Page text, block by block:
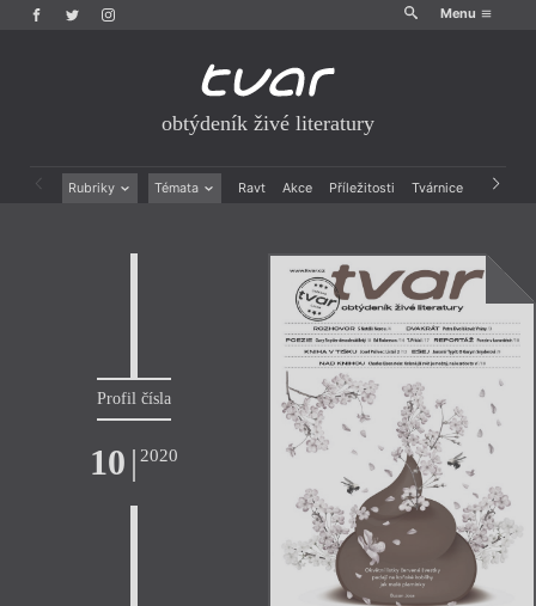
Menu
obtýdeník živé literatury
Rubriky Témata Ravt Akce Příležitosti Tvárnice Archiv
Výroční ceny
Profil čísla
10 | 2020